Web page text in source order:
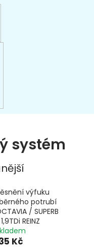
systém
výfuku
potrubí
/ SUPERB
REINZ
Kč